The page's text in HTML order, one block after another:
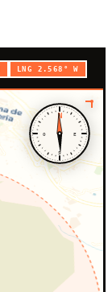
LNG 2.568° W
N
E
S
O